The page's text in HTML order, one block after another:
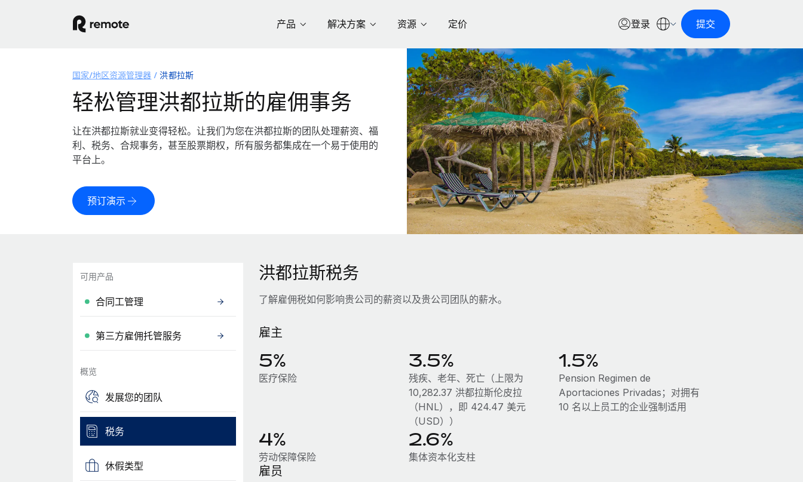
产品 解决方案 资源 定价 登录 提交
国家/地区资源管理器 洪都拉斯
轻松管理洪都拉斯的雇佣事务
让在洪都拉斯就业变得轻松。让我们为您在洪都拉斯的团队处理薪资、福
利、税务、合规事务，甚至股票期权，所有服务都集成在一个易于使用的
平台上。
预订演示
可用产品
合同工管理
第三方雇佣托管服务
概览
发展您的团队
税务
休假类型
洪都拉斯税务
了解雇佣税如何影响贵公司的薪资以及贵公司团队的薪水。
雇主
5%
医疗保险
3.5%
残疾、老年、死亡（上限为
10,282.37 洪都拉斯伦皮拉
（HNL），即 424.47 美元
（USD））
1.5%
Pension Regimen de
Aportaciones Privadas；对拥有
10 名以上员工的企业强制适用
4%
劳动保障保险
2.6%
集体资本化支柱
雇员